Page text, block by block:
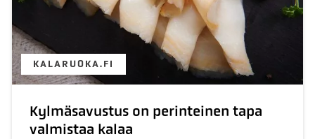
KALARUOKA.FI
Kylmäsavustus on perinteinen tapa
valmistaa kalaa